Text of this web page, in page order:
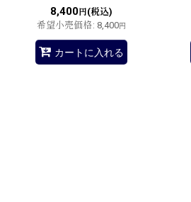
8,400円(税込)
希望小売価格: 8,400円
カートに入れる